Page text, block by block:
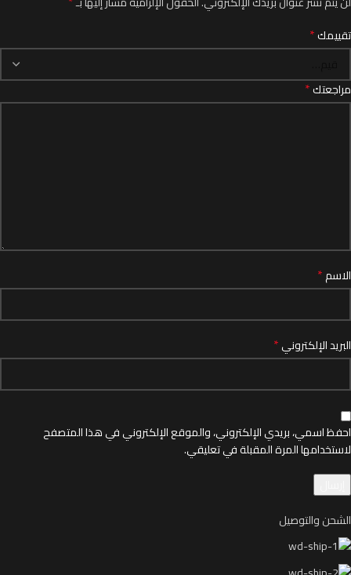
تقييمك*
مراجعتك*
الاسم*
البريد الإلكتروني*
احفظ اسمي، بريدي الإلكتروني، والموقع الإلكتروني في هذا المتصفح
لاستخدامها المرة المقبلة في تعليقي.
الشحن والتوصيل